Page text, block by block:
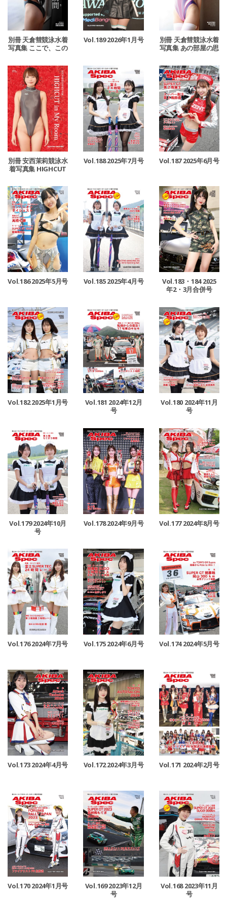
別冊 天倉彗競泳水着
写真集 ここで、この
瞬間
Vol.189 2026年1月号
別冊 天倉彗競泳水着
写真集 あの部屋の思
い出
別冊 安西茉莉競泳水
着写真集 HIGHCUT
Vol.188 2025年7月号 Vol.187 2025年6月号
Vol.186 2025年5月号 Vol.185 2025年4月号
Vol.183・184 2025
年2・3月合併号
Vol.182 2025年1月号
Vol.181 2024年12月
号
Vol.180 2024年11月
号
Vol.179 2024年10月
号
Vol.178 2024年9月号 Vol.177 2024年8月号
Vol.176 2024年7月号 Vol.175 2024年6月号 Vol.174 2024年5月号
Vol.173 2024年4月号 Vol.172 2024年3月号 Vol.171 2024年2月号
Vol.170 2024年1月号
Vol.169 2023年12月
号
Vol.168 2023年11月
号